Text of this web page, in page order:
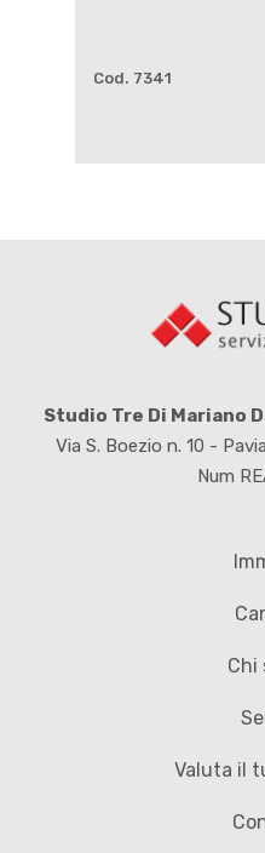
Cod. 7341
Studio Tre Di Mariano
Via S. Boezio n. 10 -
Num
Chi
Valuta il